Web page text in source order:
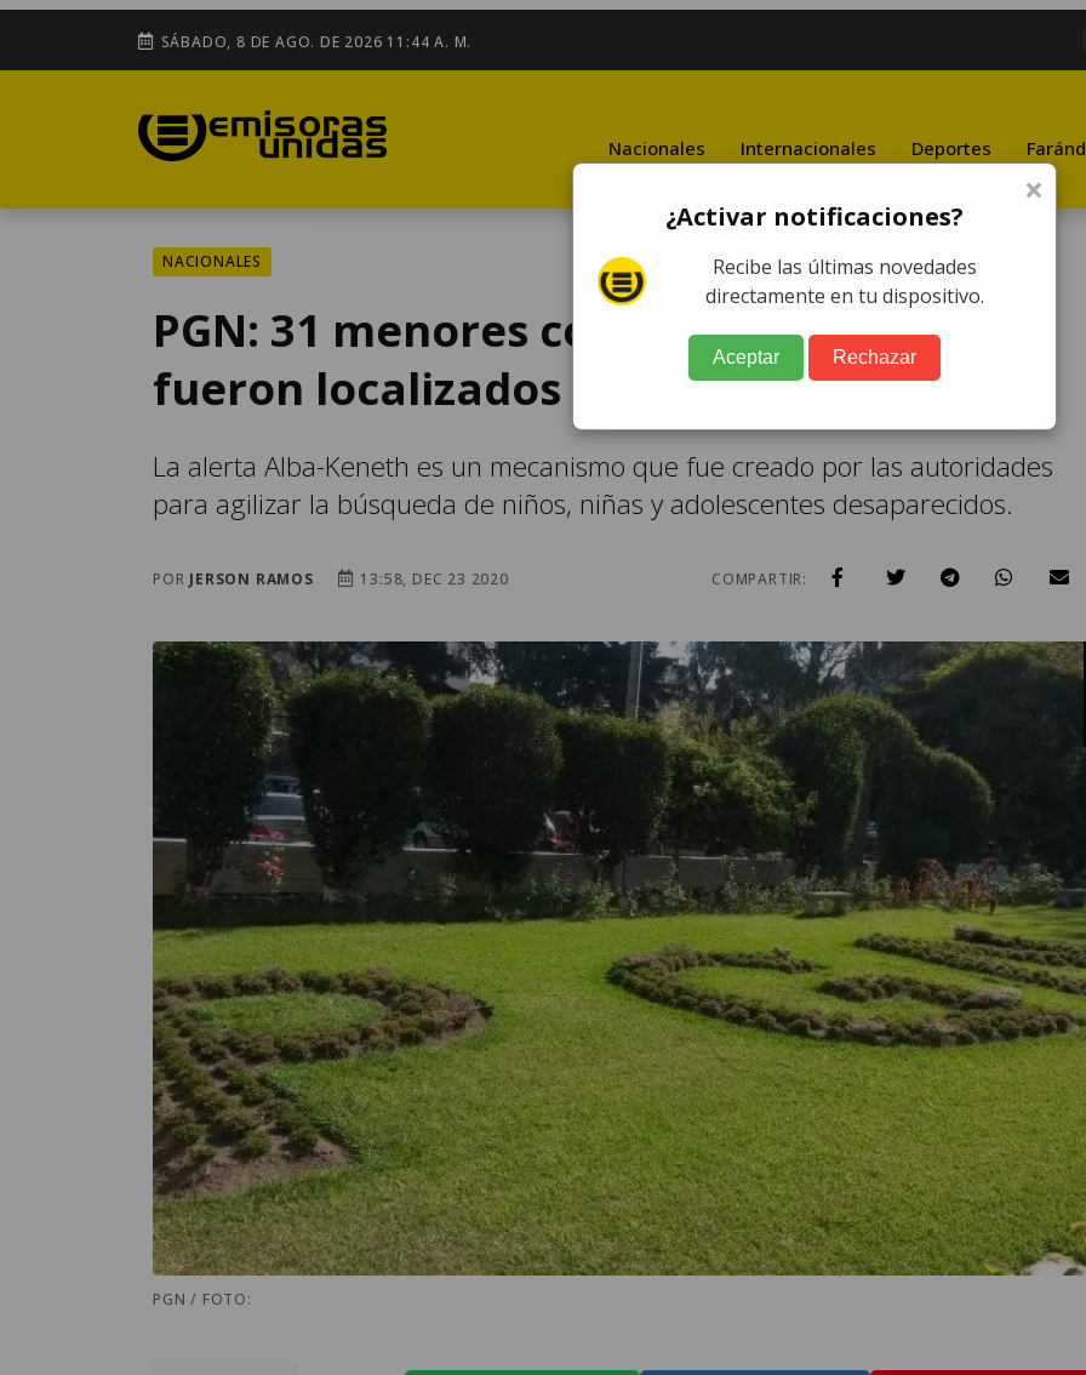
SÁBADO, 8 DE AGO. DE 2026 11:44 A. M.
Nacionales Internacionales Deportes
NACIONALES
PGN: 31 menores con alerta Alba-Keneth
fueron localizados muertos
La alerta Alba-Keneth es un mecanismo que fue creado por las autoridades
para agilizar la búsqueda de niños, niñas y adolescentes desaparecidos.
POR JERSON RAMOS 13:58, DEC 23 2020 COMPARTIR:
PGN / FOTO:
×
¿Activar notificaciones?
Recibe las últimas novedades
directamente en tu dispositivo.
Aceptar Rechazar